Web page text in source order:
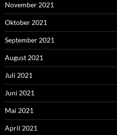
November 2021
Oktober 2021
September 2021
August 2021
Juli 2021
Juni 2021
Mai 2021
April 2021